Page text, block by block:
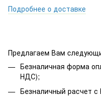
Подробнее о доставке
Предлагаем Вам
Безналичная форма
НДС);
Безналичный расчет